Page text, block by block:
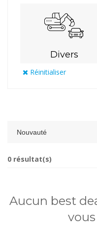
Divers
Réinitialiser
Nouvauté
0 résultat(s)
Aucun best